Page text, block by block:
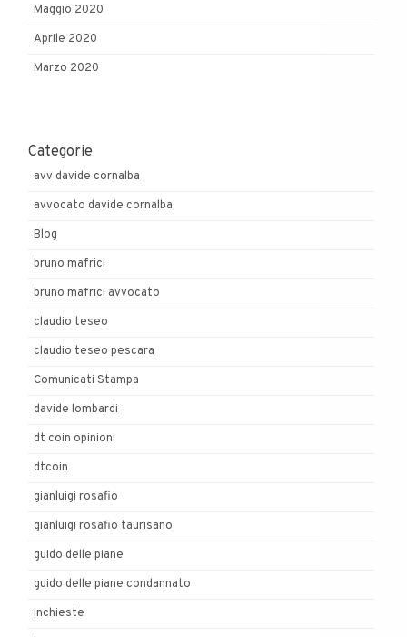
Maggio 2020
Aprile 2020
Marzo 2020
Categorie
avv davide cornalba
avvocato davide cornalba
Blog
bruno mafrici
bruno mafrici avvocato
claudio teseo
claudio teseo pescara
Comunicati Stampa
davide lombardi
dt coin opinioni
dtcoin
gianluigi rosafio
gianluigi rosafio taurisano
guido delle piane
guido delle piane condannato
inchieste